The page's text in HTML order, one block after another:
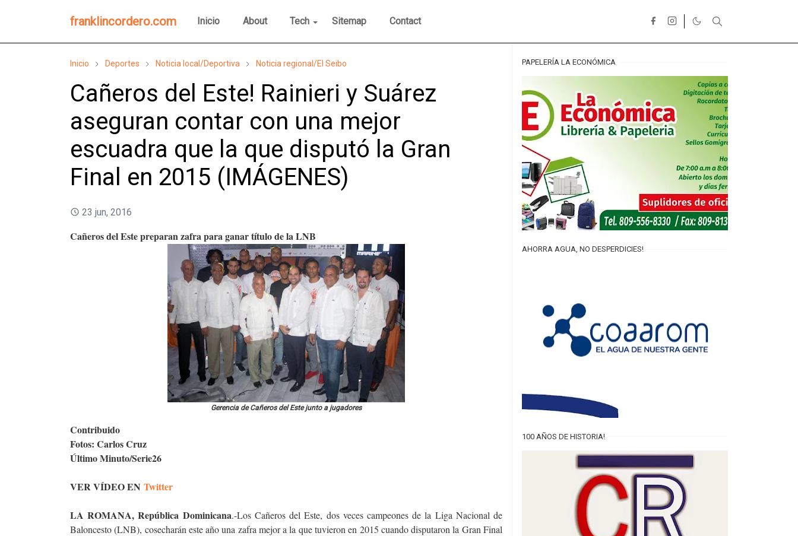
franklincordero.com Inicio About Tech Sitemap Contact
Inicio Deportes Noticia local/Deportiva Noticia regional/El Seibo
Cañeros del Este! Rainieri y Suárez
aseguran contar con una mejor
escuadra que la que disputó la Gran
Final en 2015 (IMÁGENES)
23 jun, 2016
Cañeros del Este preparan zafra para ganar título de la LNB
Gerencia de Cañeros del Este junto a jugadores
Contribuido
Fotos: Carlos Cruz
Último Minuto/Serie26
VER VÍDEO EN Twitter
LA ROMANA, República Dominicana.-Los Cañeros del Este, dos veces campeones de la Liga Nacional de
Baloncesto (LNB), cosecharán este año una zafra mejor a la que tuvieron en 2015 cuando disputaron la Gran Final
PAPELERÍA LA ECONÓMICA
AHORRA AGUA, NO DESPERDICIES!
100 AÑOS DE HISTORIA!